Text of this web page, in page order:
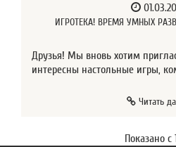
ИГРОТЕКА! ВРЕМЯ УМНЫХ
Друзья! Мы вновь хотим
интересны настольные игры,
Читать
Показано с